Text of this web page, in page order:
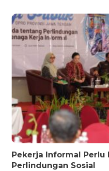
Pekerja Informal Perlu
Perlindungan Sosial